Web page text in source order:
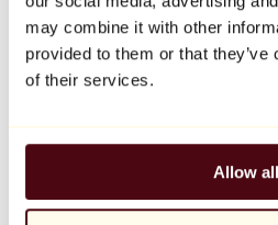
may combine it with other
provided to them or that
of their services.
Allow all
Balloon Dog (Orange)
Jeff Koons
10.000 €
Artisti
Tutti i pittori